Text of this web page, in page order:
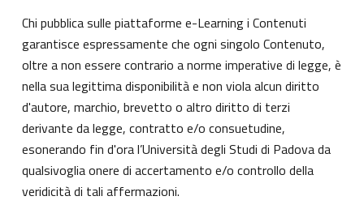
Chi pubblica sulle piattaforme e-Learning i Contenuti
garantisce espressamente che ogni singolo Contenuto,
oltre a non essere contrario a norme imperative di legge, è
nella sua legittima disponibilità e non viola alcun diritto
d'autore, marchio, brevetto o altro diritto di terzi
derivante da legge, contratto e/o consuetudine,
esonerando fin d'ora l’Università degli Studi di Padova da
qualsivoglia onere di accertamento e/o controllo della
veridicità di tali affermazioni.